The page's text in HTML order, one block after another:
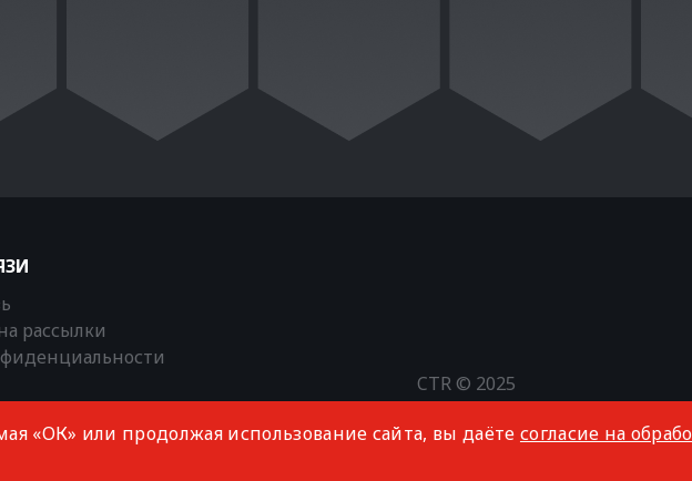
рассылки
CTR © 2025
«ОК» или продолжая использование сайта, вы даёте согласие на